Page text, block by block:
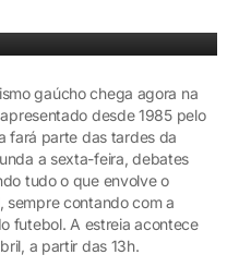
gaúcho chega agora na
desde 1985 pelo
fará parte das tardes da
a sexta-feira, debates
tudo o que envolve o
sempre contando com a
futebol. A estreia acontece
a partir das 13h.